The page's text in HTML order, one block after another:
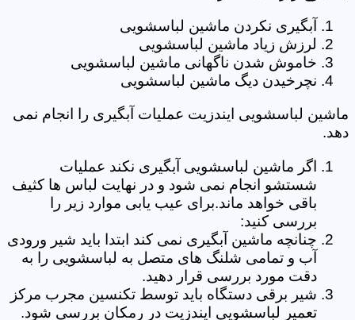
آبگیری نکردن ماشین لباسشویی
لرزش زیاد ماشین لباسشویی
خاموش شدن ناگهانی ماشین لباسشویی
نچرخیدن دیگ ماشین لباسشویی
ماشین لباسشویی ایندزیت عملیات آبگیری را انجام نمی
دهد.
اگر ماشین لباسشویی آبگیری نکند عملیات
شستشو انجام نمی شود و در نهایت لباس ها کثیف
باقی خواهد ماند.برای عیب یابی موارد زیر را
بررسی کنید:
چنانچه ماشین آبگیری نمی کند ابتدا باید شیر ورودی
آب و تمامی شلنگ های متصل به لباسشویی را به
دقت مورد بررسی قرار دهید.
شیر برقی دستگاه باید توسط تکنسین مجرب مرکز
تعمیر لباسشویی ایندزیت در رمکان بررسی شود.